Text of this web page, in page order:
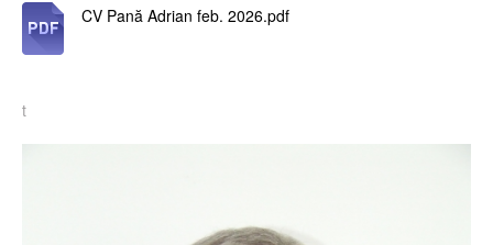
CV Pană Adrian feb. 2026.pdf
Categorie personal didactic
t